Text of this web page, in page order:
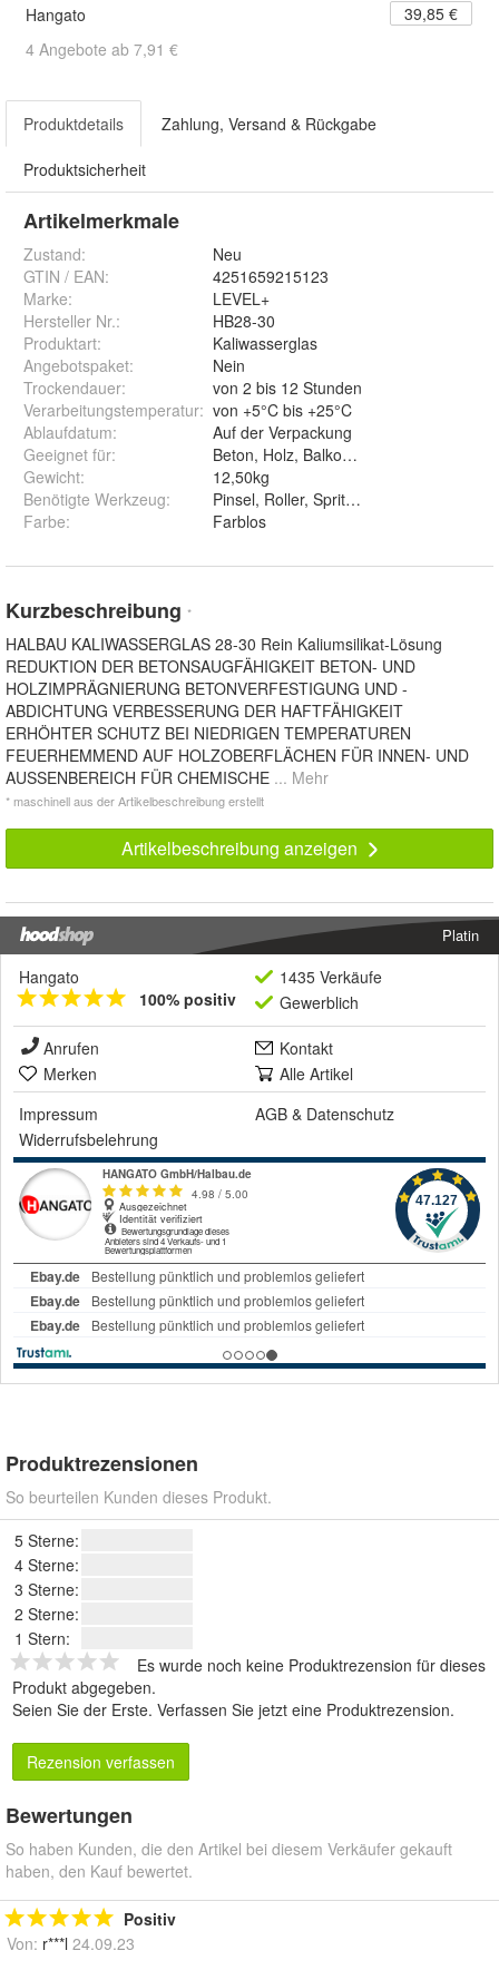
Hangato
39,85 €
4 Angebote ab 7,91 €
Produktdetails Zahlung, Versand & Rückgabe
Produktsicherheit
Artikelmerkmale
Zustand:
Neu
GTIN / EAN:
4251659215123
Marke:
LEVEL+
Hersteller Nr.:
HB28-30
Produktart:
Kaliwasserglas
Angebotspaket:
Nein
Trockendauer:
von 2 bis 12 Stunden
Verarbeitungstemperatur: von +5°C bis +25°C
Ablaufdatum:
Auf der Verpackung
Geeignet für:
Beton, Holz, Balkon, Keller
Gewicht:
12,50kg
Benötigte Werkzeug:
Pinsel, Roller, Spritzgerät
Farbe: Farblos
Kurzbeschreibung *
HALBAU KALIWASSERGLAS 28-30 Rein Kaliumsilikat-Lösung
REDUKTION DER BETONSAUGFÄHIGKEIT BETON- UND
HOLZIMPRÄGNIERUNG BETONVERFESTIGUNG UND -
ABDICHTUNG VERBESSERUNG DER HAFTFÄHIGKEIT
ERHÖHTER SCHUTZ BEI NIEDRIGEN TEMPERATUREN
FEUERHEMMEND AUF HOLZOBERFLÄCHEN FÜR INNEN- UND
AUSSENBEREICH FÜR CHEMISCHE ... Mehr
* maschinell aus der Artikelbeschreibung erstellt
Artikelbeschreibung anzeigen
Platin
Hangato
100% positiv
1435 Verkäufe
Gewerblich
Anrufen
Kontakt
Merken
Alle Artikel
Impressum
AGB & Datenschutz
Widerrufsbelehrung
Produktrezensionen
So beurteilen Kunden dieses Produkt.
5 Sterne:
4 Sterne:
3 Sterne:
2 Sterne:
1 Stern:
Es wurde noch keine Produktrezension für dieses
Produkt abgegeben.
Seien Sie der Erste. Verfassen Sie jetzt eine Produktrezension.
Rezension verfassen
Bewertungen
So haben Kunden, die den Artikel bei diesem Verkäufer gekauft
haben, den Kauf bewertet.
Positiv
Von: r***l 24.09.23